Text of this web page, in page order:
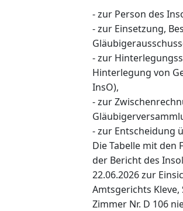
- zur Person des
- zur Einsetzung,
- zur
Hinterlegung von
InsO),
- zur
- zur Entscheidung
Die Tabelle mit
der Bericht des
22.06.2026 zur
Amtsgerichts Kleve,
Zimmer Nr. D 106